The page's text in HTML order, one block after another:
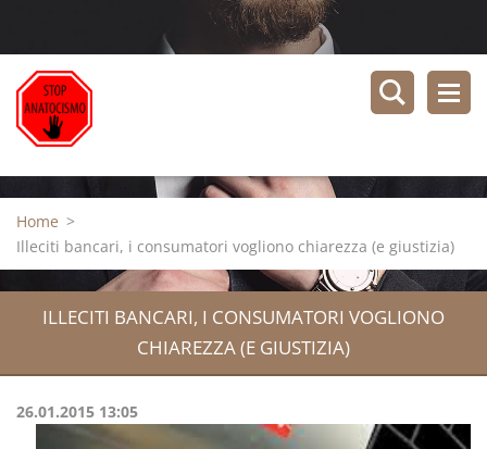
Home >
Illeciti bancari, i consumatori vogliono chiarezza (e giustizia)
ILLECITI BANCARI, I CONSUMATORI VOGLIONO
CHIAREZZA (E GIUSTIZIA)
26.01.2015 13:05